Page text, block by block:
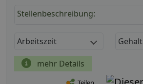
Stellenbeschreibung:
Arbeitszeit Gehalt
mehr Details